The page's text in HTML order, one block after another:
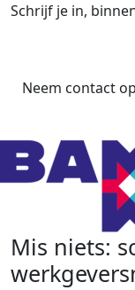
Schrijf je in,
Neem contact op
Mis niets: